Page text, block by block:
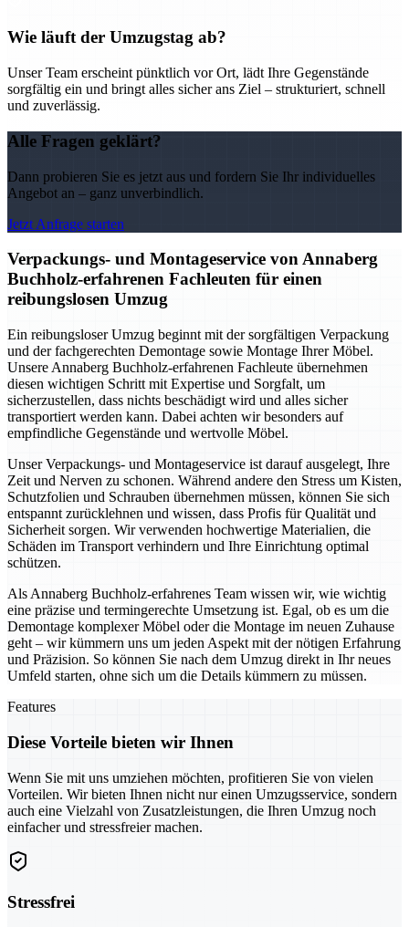
Wie läuft der Umzugstag ab?
Unser Team erscheint pünktlich vor Ort, lädt Ihre Gegenstände
sorgfältig ein und bringt alles sicher ans Ziel – strukturiert, schnell
und zuverlässig.
Alle Fragen geklärt?
Dann probieren Sie es jetzt aus und fordern Sie Ihr individuelles
Angebot an – ganz unverbindlich.
Jetzt Anfrage starten
Verpackungs- und Montageservice von Annaberg
Buchholz-erfahrenen Fachleuten für einen
reibungslosen Umzug
Ein reibungsloser Umzug beginnt mit der sorgfältigen Verpackung
und der fachgerechten Demontage sowie Montage Ihrer Möbel.
Unsere Annaberg Buchholz-erfahrenen Fachleute übernehmen
diesen wichtigen Schritt mit Expertise und Sorgfalt, um
sicherzustellen, dass nichts beschädigt wird und alles sicher
transportiert werden kann. Dabei achten wir besonders auf
empfindliche Gegenstände und wertvolle Möbel.
Unser Verpackungs- und Montageservice ist darauf ausgelegt, Ihre
Zeit und Nerven zu schonen. Während andere den Stress um Kisten,
Schutzfolien und Schrauben übernehmen müssen, können Sie sich
entspannt zurücklehnen und wissen, dass Profis für Qualität und
Sicherheit sorgen. Wir verwenden hochwertige Materialien, die
Schäden im Transport verhindern und Ihre Einrichtung optimal
schützen.
Als Annaberg Buchholz-erfahrenes Team wissen wir, wie wichtig
eine präzise und termingerechte Umsetzung ist. Egal, ob es um die
Demontage komplexer Möbel oder die Montage im neuen Zuhause
geht – wir kümmern uns um jeden Aspekt mit der nötigen Erfahrung
und Präzision. So können Sie nach dem Umzug direkt in Ihr neues
Umfeld starten, ohne sich um die Details kümmern zu müssen.
Features
Diese Vorteile bieten wir Ihnen
Wenn Sie mit uns umziehen möchten, profitieren Sie von vielen
Vorteilen. Wir bieten Ihnen nicht nur einen Umzugsservice, sondern
auch eine Vielzahl von Zusatzleistungen, die Ihren Umzug noch
einfacher und stressfreier machen.
Stressfrei